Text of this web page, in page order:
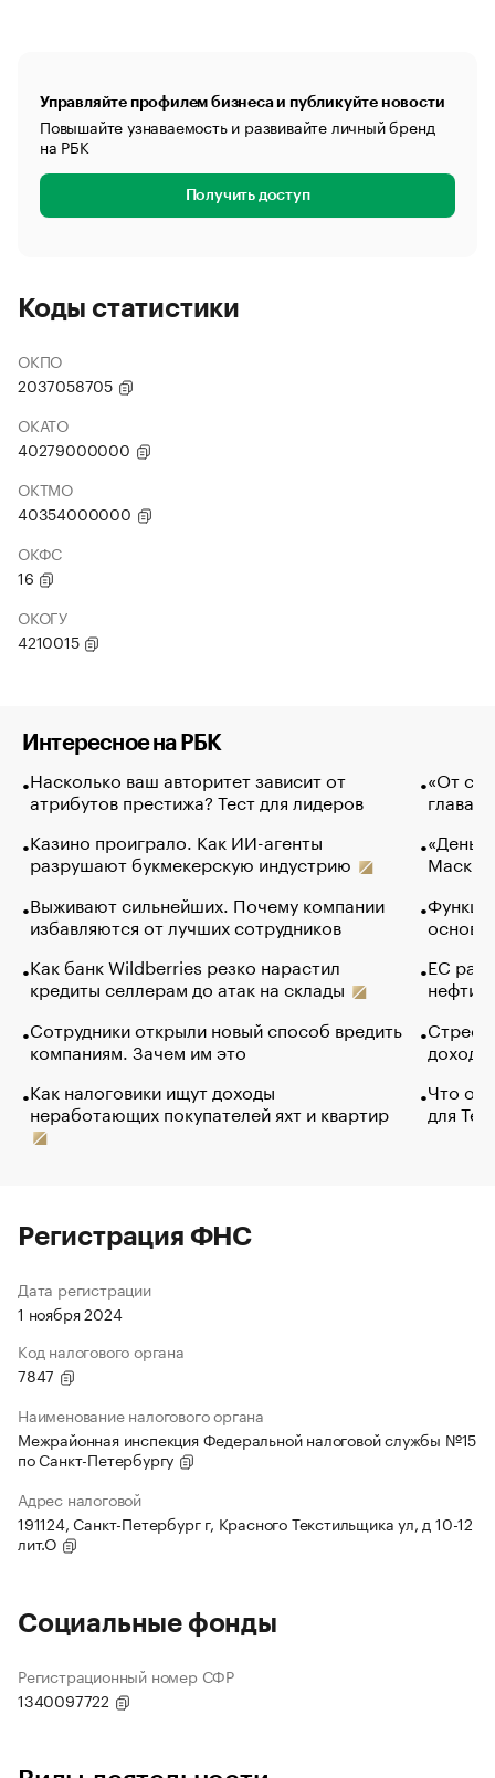
Управляйте профилем бизнеса и публикуйте новости
Повышайте узнаваемость и развивайте личный бренд
на РБК
Получить доступ
Коды статистики
ОКПО
2037058705
ОКАТО
40279000000
ОКТМО
40354000000
ОКФС
16
ОКОГУ
4210015
Интересное на РБК
Насколько ваш авторитет зависит от
атрибутов престижа? Тест для лидеров
Казино проиграло. Как ИИ-агенты
разрушают букмекерскую индустрию
Выживают сильнейших. Почему компании
избавляются от лучших сотрудников
Как банк Wildberries резко нарастил
кредиты селлерам до атак на склады
Сотрудники открыли новый способ вредить
компаниям. Зачем им это
Как налоговики ищут доходы
неработающих покупателей яхт и квартир
«От
глава
Маск в
основ
ЕС
нефти
Что
для
Регистрация ФНС
Дата регистрации
1 ноября 2024
Код налогового органа
7847
Наименование налогового органа
Межрайонная инспекция Федеральной налоговой службы №15
по Санкт-Петербургу
Адрес налоговой
191124, Санкт-Петербург г, Красного Текстильщика ул, д 10-12
лит.О
Социальные фонды
Регистрационный номер СФР
1340097722